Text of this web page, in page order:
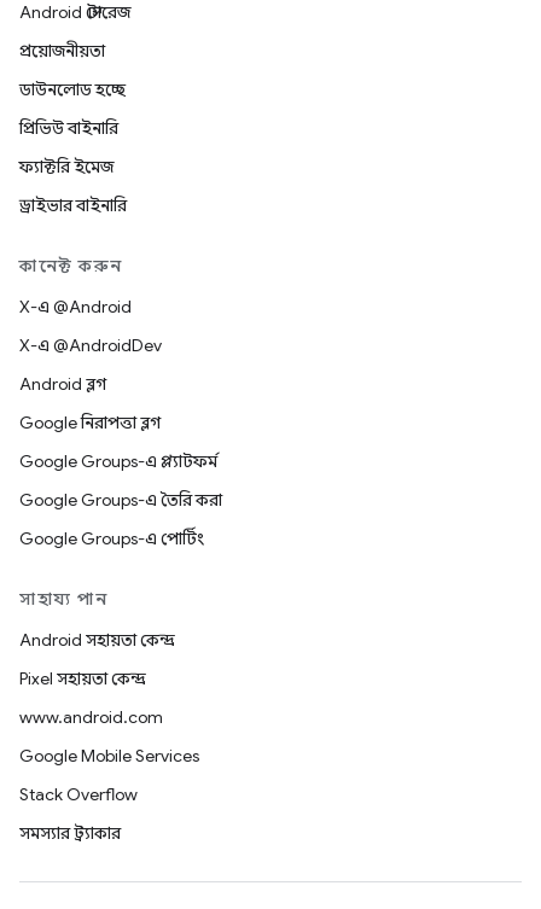
Android স্টোরেজ
প্রয়োজনীয়তা
ডাউনলোড হচ্ছে
প্রিভিউ বাইনারি
ফ্যাক্টরি ইমেজ
ড্রাইভার বাইনারি
কানেক্ট করুন
X-এ @Android
X-এ @AndroidDev
Android ব্লগ
Google নিরাপত্তা ব্লগ
Google Groups-এ প্ল্যাটফর্ম
Google Groups-এ তৈরি করা
Google Groups-এ পোর্টিং
সাহায্য পান
Android সহায়তা কেন্দ্র
Pixel সহায়তা কেন্দ্র
www.android.com
Google Mobile Services
Stack Overflow
সমস্যার ট্র্যাকার